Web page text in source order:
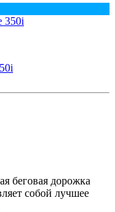
беговая дорожка
собой лучшее